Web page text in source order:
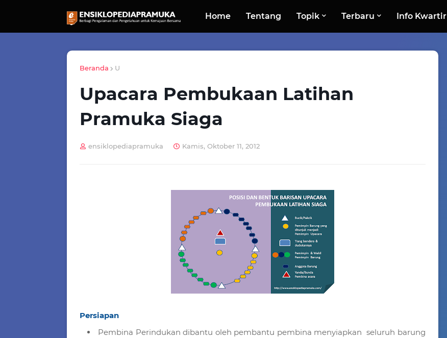
Home Tentang Topik Terbaru Info Kwartir
Beranda U
Upacara Pembukaan Latihan
Pramuka Siaga
ensiklopediapramuka Kamis, Oktober 11, 2012
Persiapan
Pembina Perindukan dibantu oleh pembantu pembina menyiapkan seluruh barung